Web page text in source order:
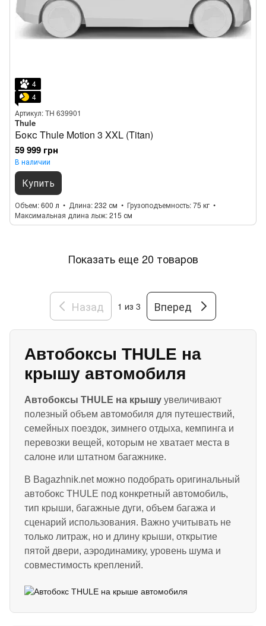
4
4
Артикул: TH 639901
Thule
Бокс Thule Motion 3 XXL (Titan)
59 999 грн
В наличии
Купить
Объем 600 л Длина 232 см Грузоподъемность 75 кг
Максимальная длина лыж 215 см
Показать еще 20 товаров
Назад 1 из 3 Вперед
Автобоксы THULE на
крышу автомобиля
Автобоксы THULE на крышу увеличивают
полезный объем автомобиля для путешествий,
семейных поездок, зимнего отдыха, кемпинга и
перевозки вещей, которым не хватает места в
салоне или штатном багажнике.
В Bagazhnik.net можно подобрать оригинальный
автобокс THULE под конкретный автомобиль,
тип крыши, багажные дуги, объем багажа и
сценарий использования. Важно учитывать не
только литраж, но и длину крыши, открытие
пятой двери, аэродинамику, уровень шума и
совместимость креплений.